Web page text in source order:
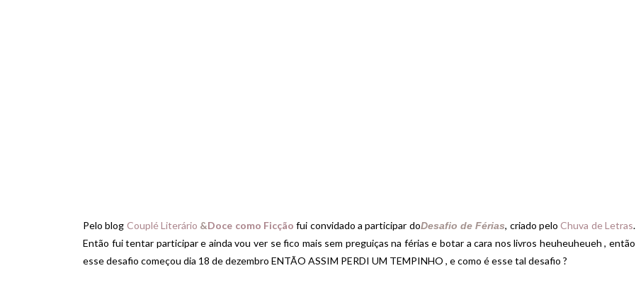
Pelo blog Couplé Literário &Doce como Ficçãofui convidado a participar doDesafio de Férias, criado peloChuva de Letras.
Então fui tentar participar e ainda vou ver se fico mais sem preguiças na férias e botar a cara nos livros heuheuheueh , então
esse desafio começou dia 18 de dezembro ENTÃO ASSIM PERDI UM TEMPINHO , e como é esse tal desafio ?